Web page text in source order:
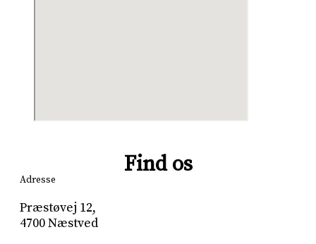
Find os
Adresse
Præstøvej 12,
4700 Næstved